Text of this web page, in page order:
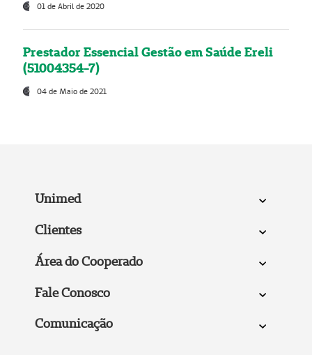
01 de Abril de 2020
Prestador Essencial Gestão em Saúde Ereli
(51004354-7)
04 de Maio de 2021
Unimed
Clientes
Área do Cooperado
Fale Conosco
Comunicação